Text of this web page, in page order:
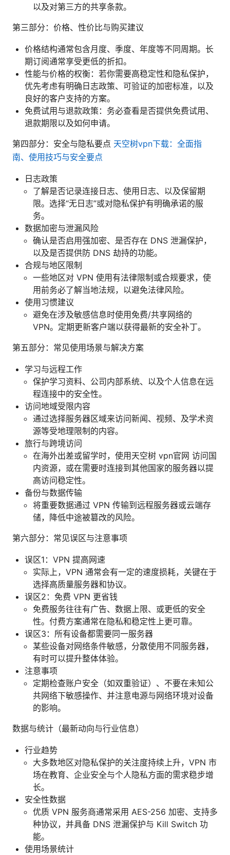
以及对第三方的共享条款。
第三部分：价格、性价比与购买建议
价格结构通常包含月度、季度、年度等不同周期。长
期订阅通常享受更低的折扣。
性能与价格的权衡：若你需要高稳定性和隐私保护，
优先考虑有明确日志政策、可验证的加密标准，以及
良好的客户支持的方案。
免费试用与退款政策：务必查看是否提供免费试用、
退款期限以及如何申请。
第四部分：安全与隐私要点 天空树vpn下载：全面指
南、使用技巧与安全要点
日志政策
了解是否记录连接日志、使用日志、以及保留期
限。选择“无日志”或对隐私保护有明确承诺的服
务。
数据加密与泄漏风险
确认是否启用强加密、是否存在 DNS 泄漏保护，
以及是否提供防 DNS 劫持的功能。
合规与地区限制
一些地区对 VPN 使用有法律限制或合规要求，使
用前务必了解当地法规，以避免法律风险。
使用习惯建议
避免在涉及敏感信息时使用免费/共享网络的
VPN。定期更新客户端以获得最新的安全补丁。
第五部分：常见使用场景与解决方案
学习与远程工作
保护学习资料、公司内部系统、以及个人信息在远
程连接中的安全性。
访问地域受限内容
通过选择服务器区域来访问新闻、视频、及学术资
源等受地理限制的内容。
旅行与跨境访问
在海外出差或留学时，使用天空树 vpn官网 访问国
内资源，或在需要时连接到其他国家的服务器以提
高访问稳定性。
备份与数据传输
将重要数据通过 VPN 传输到远程服务器或云端存
储，降低中途被篡改的风险。
第六部分：常见误区与注意事项
误区1：VPN 提高网速
实际上，VPN 通常会有一定的速度损耗，关键在于
选择高质量服务器和协议。
误区2：免费 VPN 更省钱
免费服务往往有广告、数据上限、或更低的安全
性。付费方案通常在隐私和稳定性上更可靠。
误区3：所有设备都需要同一服务器
某些设备对网络条件敏感，分散使用不同服务器，
有时可以提升整体体验。
注意事项
定期检查账户安全（如双重验证）、不要在未知公
共网络下敏感操作、并注意电源与网络环境对设备
的影响。
数据与统计（最新动向与行业信息）
行业趋势
大多数地区对隐私保护的关注度持续上升，VPN 市
场在教育、企业安全与个人隐私方面的需求稳步增
长。
安全性数据
优质 VPN 服务商通常采用 AES-256 加密、支持多
种协议，并具备 DNS 泄漏保护与 Kill Switch 功
能。
使用场景统计